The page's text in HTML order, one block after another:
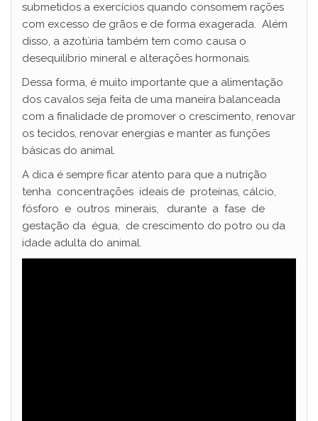
submetidos a exercícios quando consomem rações
com excesso de grãos e de forma exagerada. Além
disso, a azotúria também tem como causa o
desequilíbrio mineral e alterações hormonais.
Dessa forma, é muito importante que a alimentação
dos cavalos seja feita de uma maneira balanceada
com a finalidade de promover o crescimento, renovar
os tecidos, renovar energias e manter as funções
básicas do animal.
A dica é sempre ficar atento para que a nutrição
tenha concentrações ideais de proteínas, cálcio,
fósforo e outros minerais, durante a fase de
gestação da égua, de crescimento do potro ou da
idade adulta do animal.